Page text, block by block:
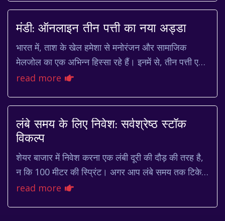
मंडी: ऑनलाइन तीन पत्ती का नया अड्डा
भारत में, ताश के खेल हमेशा से मनोरंजन और सामाजिक
मेलजोल का एक अभिन्न हिस्सा रहे हैं। इनमें से, तीन पत्ती एक
ऐसा खेल है जो पीढ़ी दर पीढ़ी खेला जाता रहा...
read more
लंबे समय के लिए निवेश: सर्वश्रेष्ठ स्टॉक
विकल्प
शेयर बाजार में निवेश करना एक लंबी दूरी की दौड़ की तरह है,
न कि 100 मीटर की स्प्रिंट। अगर आप लंबे समय तक टिके
रहने वाले और अच्छा रिटर्न देने वाले स्टॉक...
read more